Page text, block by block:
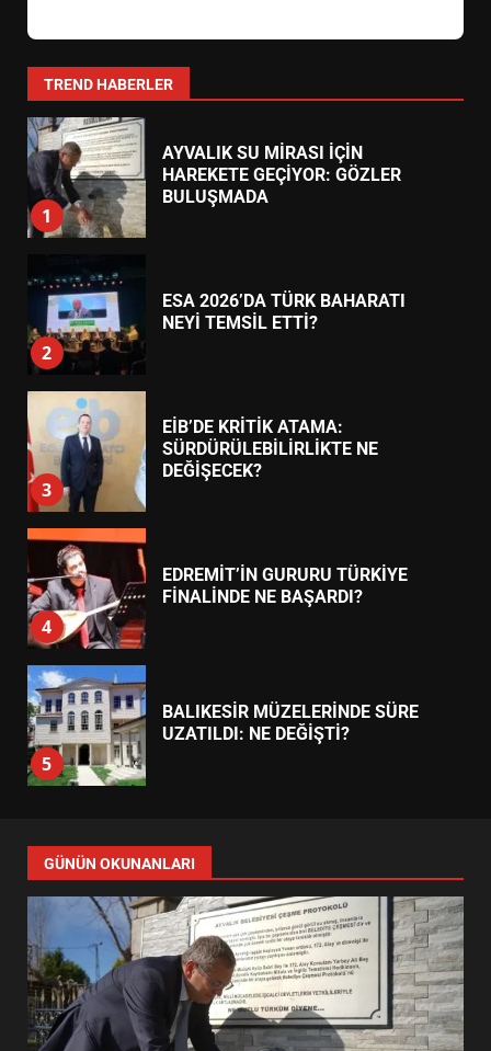
TREND HABERLER
7
YENİ YÖNETİM NASIL
1
AYVALIK SU MİRASI İÇİN
HAREKETE GEÇİYOR: GÖZLER
BULUŞMADA
2
ESA 2026’DA TÜRK BAHARATI
NEYİ TEMSİL ETTİ?
3
EİB’DE KRİTİK ATAMA:
SÜRDÜRÜLEBİLİRLİKTE NE
DEĞİŞECEK?
4
EDREMİT’İN GURURU TÜRKİYE
FİNALİNDE NE BAŞARDI?
5
BALIKESİR MÜZELERİNDE SÜRE
UZATILDI: NE DEĞİŞTİ?
6
TURNUVASI KAYITLARI NEYİ
DEĞİŞTİRİYOR?
7
BURHANİYE BELEDİYESPOR’DA
YENİ YÖNETİM NASIL
ŞEKİLLENDİ?
GÜNÜN OKUNANLARI